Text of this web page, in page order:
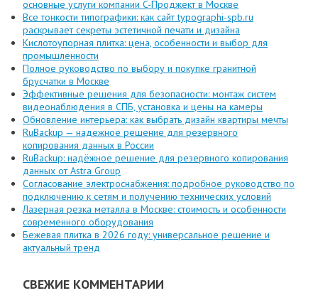
основные услуги компании C-Проджект в Москве
Все тонкости типографики: как сайт typographi-spb.ru
раскрывает секреты эстетичной печати и дизайна
Кислотоупорная плитка: цена, особенности и выбор для
промышленности
Полное руководство по выбору и покупке гранитной
брусчатки в Москве
Эффективные решения для безопасности: монтаж систем
видеонаблюдения в СПБ, установка и цены на камеры
Обновление интерьера: как выбрать дизайн квартиры мечты
RuBackup — надежное решение для резервного
копирования данных в России
RuBackup: надёжное решение для резервного копирования
данных от Astra Group
Согласование электроснабжения: подробное руководство по
подключению к сетям и получению технических условий
Лазерная резка металла в Москве: стоимость и особенности
современного оборудования
Бежевая плитка в 2026 году: универсальное решение и
актуальный тренд
СВЕЖИЕ КОММЕНТАРИИ